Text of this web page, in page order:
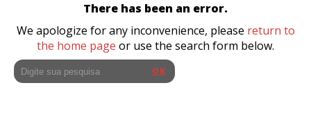
There has been an error.
We apologize for any inconvenience, please return to
the home page or use the search form below.